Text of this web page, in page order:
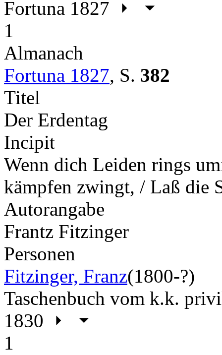
Fortuna 1827
1
Almanach
Fortuna 1827, S. 382
Titel
Der Erdentag
Incipit
Wenn dich Leiden rings
kämpfen zwingt, / Laß die
Autorangabe
Frantz Fitzinger
Personen
Fitzinger, Franz(1800-?)
Taschenbuch vom k.k.
1830
1